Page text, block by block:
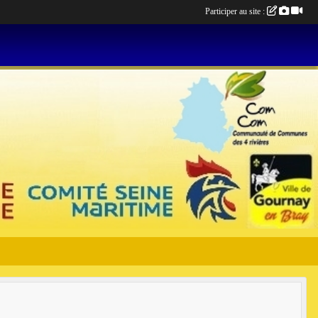
Participer au site :